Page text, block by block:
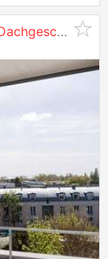
Seeblick - Top 6